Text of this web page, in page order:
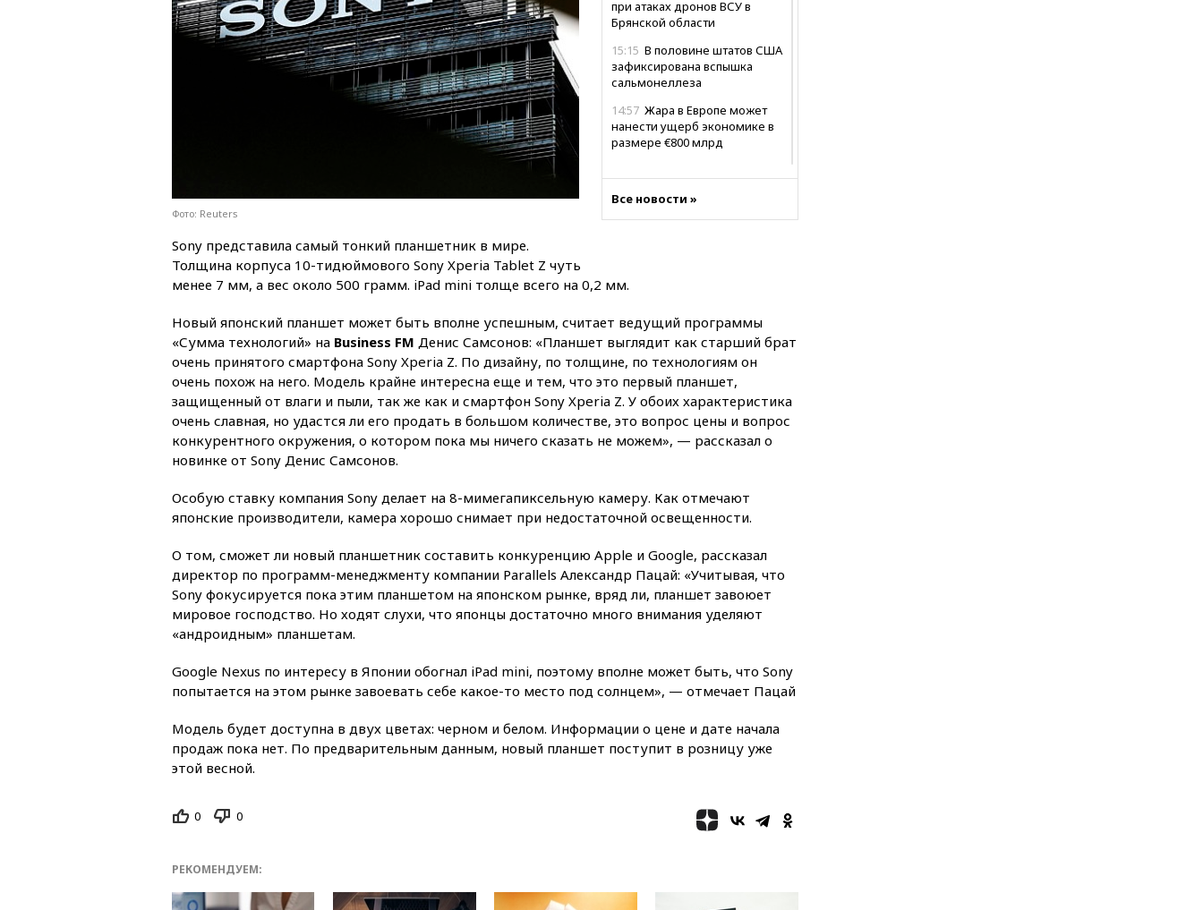
при атаках дронов ВСУ в
Брянской области
15:15 В половине штатов США
зафиксирована вспышка
сальмонеллеза
14:57 Жара в Европе может
нанести ущерб экономике в
размере €800 млрд
дефицита боеприпасов
14:21
в России
14:19Масштабный сбой
произошел в рунете
14:14
«Ведомости»: Озон банк
не пострадает от британских
санкций
Медведев назвал
13:45В Петербурге достроили
новый тоннель зеленой ветки
13:38В эфире «Радиостанции
Судного дня» прозвучали три
сообщения
13:29Восемь человек
13:19WP: Трамп определился
со своим преемником
факту гибели женщины и
ребенка в Раменском
пострадали пять человек
рекордного показателя
Все новости »
Фото: Reuters
Sony представила самый тонкий планшетник в мире.
Толщина корпуса 10-тидюймового Sony Xperia Tablet Z чуть
менее 7 мм, а вес около 500 грамм. iPad mini толще всего на 0,2 мм.
Новый японский планшет может быть вполне успешным, считает ведущий программы
«Сумма технологий» на Business FM Денис Самсонов: «Планшет выглядит как старший брат
очень принятого смартфона Sony Xperia Z. По дизайну, по толщине, по технологиям он
очень похож на него. Модель крайне интересна еще и тем, что это первый планшет,
защищенный от влаги и пыли, так же как и смартфон Sony Xperia Z. У обоих характеристика
очень славная, но удастся ли его продать в большом количестве, это вопрос цены и вопрос
конкурентного окружения, о котором пока мы ничего сказать не можем», — рассказал о
новинке от Sony Денис Самсонов.
Особую ставку компания Sony делает на 8-мимегапиксельную камеру. Как отмечают
японские производители, камера хорошо снимает при недостаточной освещенности.
О том, сможет ли новый планшетник составить конкуренцию Apple и Google, рассказал
директор по программ-менеджменту компании Parallels Александр Пацай: «Учитывая, что
Sony фокусируется пока этим планшетом на японском рынке, вряд ли, планшет завоюет
мировое господство. Но ходят слухи, что японцы достаточно много внимания уделяют
«андроидным» планшетам.
Google Nexus по интересу в Японии обогнал iPad mini, поэтому вполне может быть, что Sony
попытается на этом рынке завоевать себе какое-то место под солнцем», — отмечает Пацай
Модель будет доступна в двух цветах: черном и белом. Информации о цене и дате начала
продаж пока нет. По предварительным данным, новый планшет поступит в розницу уже
этой весной.
0 0
РЕКОМЕНДУЕМ: